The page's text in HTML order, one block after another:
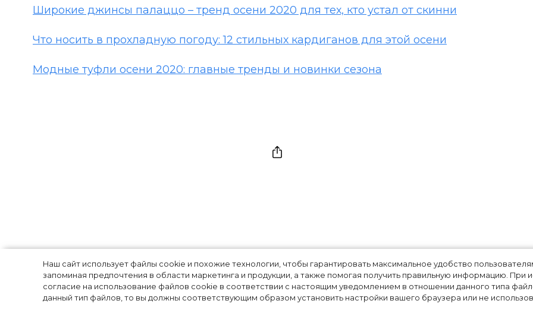
Наш сайт использует файлы cookie и похожие технологии, чтобы гарантировать максимальное удобство
запоминая предпочтения в области маркетинга и продукции, а также помогая получить правильную информацию. При
согласие на использование файлов cookie в соответствии с настоящим уведомлением в отношении данного типа
данный тип файлов, то вы должны соответствующим образом установить настройки вашего браузера или не
Широкие джинсы палаццо – тренд осени 2020 для тех, кто устал от скинни
Что носить в прохладную погоду: 12 стильных кардиганов для этой осени
Модные туфли осени 2020: главные тренды и новинки сезона
Самая модная обувь сезона:
жокейские сапоги – тренд осени